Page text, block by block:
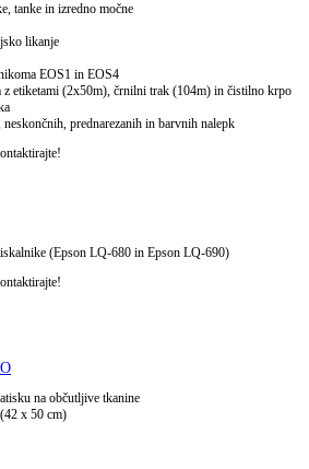
tanke in izredno močne
likanje
EOS1 in EOS4
z etiketami (2x50m), črnilni trak (104m) in čistilno krpo
prednarezanih in barvnih nalepk
(Epson LQ-680 in Epson LQ-690)
na občutljive tkanine
x 50 cm)